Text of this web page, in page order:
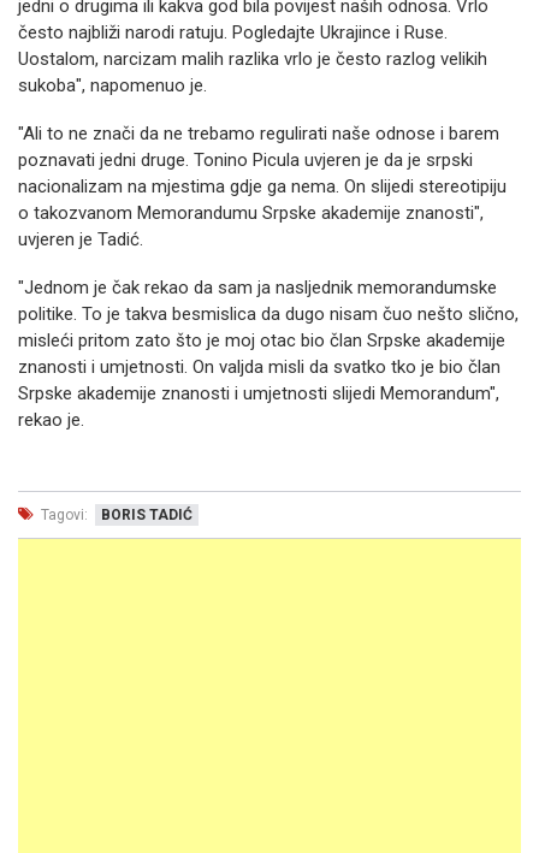
jedni o drugima ili kakva god bila povijest naših odnosa. Vrlo
često najbliži narodi ratuju. Pogledajte Ukrajince i Ruse.
Uostalom, narcizam malih razlika vrlo je često razlog velikih
sukoba", napomenuo je.
"Ali to ne znači da ne trebamo regulirati naše odnose i barem
poznavati jedni druge. Tonino Picula uvjeren je da je srpski
nacionalizam na mjestima gdje ga nema. On slijedi stereotipiju
o takozvanom Memorandumu Srpske akademije znanosti",
uvjeren je Tadić.
"Jednom je čak rekao da sam ja nasljednik memorandumske
politike. To je takva besmislica da dugo nisam čuo nešto slično,
misleći pritom zato što je moj otac bio član Srpske akademije
znanosti i umjetnosti. On valjda misli da svatko tko je bio član
Srpske akademije znanosti i umjetnosti slijedi Memorandum",
rekao je.
Tagovi: BORIS TADIĆ